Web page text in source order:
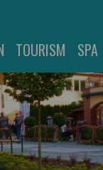
TOURISM SPA